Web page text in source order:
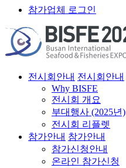
참가업체 로그인
전시회안내 전시회안내
Why BISFE
전시회 개요
부대행사 (2025년)
전시회 리플렛
참가안내 참가안내
참가신청안내
온라인 참가신청